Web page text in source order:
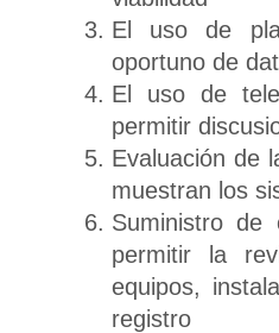
El uso de
oportuno de
El uso de
permitir
Evaluación de
muestran los
Suministro de
permitir la
equipos,
registro